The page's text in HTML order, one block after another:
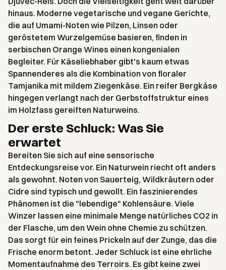
hinaus. Moderne vegetarische und vegane Gerichte,
die auf Umami-Noten wie Pilzen, Linsen oder
geröstetem Wurzelgemüse basieren, finden in
serbischen Orange Wines einen kongenialen
Begleiter. Für Käseliebhaber gibt's kaum etwas
Spannenderes als die Kombination von floraler
Tamjanika mit mildem Ziegenkäse. Ein reifer Bergkäse
hingegen verlangt nach der Gerbstoffstruktur eines
im Holzfass gereiften Naturweins.
Der erste Schluck: Was Sie
erwartet
Bereiten Sie sich auf eine sensorische
Entdeckungsreise vor. Ein Naturwein riecht oft anders
als gewohnt. Noten von Sauerteig, Wildkräutern oder
Cidre sind typisch und gewollt. Ein faszinierendes
Phänomen ist die "lebendige" Kohlensäure. Viele
Winzer lassen eine minimale Menge natürliches CO2 in
der Flasche, um den Wein ohne Chemie zu schützen.
Das sorgt für ein feines Prickeln auf der Zunge, das die
Frische enorm betont. Jeder Schluck ist eine ehrliche
Momentaufnahme des Terroirs. Es gibt keine zwei